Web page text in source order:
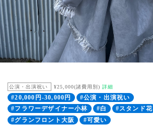
公演・出演祝い ¥25,000(諸費用別) 詳細
#20,000円-30,000円
#公演・出演祝い
#フラワーデザイナー小林
#白 #スタンド花
#グランフロント大阪
#可愛い